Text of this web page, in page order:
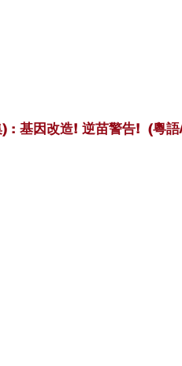
: 基因改造! 逆苗警告!  (粵語/